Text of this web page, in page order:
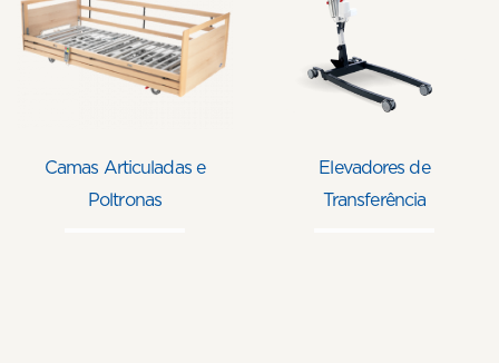
Camas Articuladas e
Poltronas
Elevadores de
Transferência